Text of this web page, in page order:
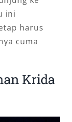
ini
harus
cuma
Krida